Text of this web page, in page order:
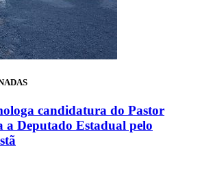
candidatura do Pastor
a Deputado Estadual pelo